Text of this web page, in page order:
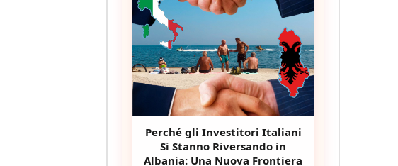
Perché gli Investitori Italiani
Si Stanno Riversando in
Albania: Una Nuova Frontiera